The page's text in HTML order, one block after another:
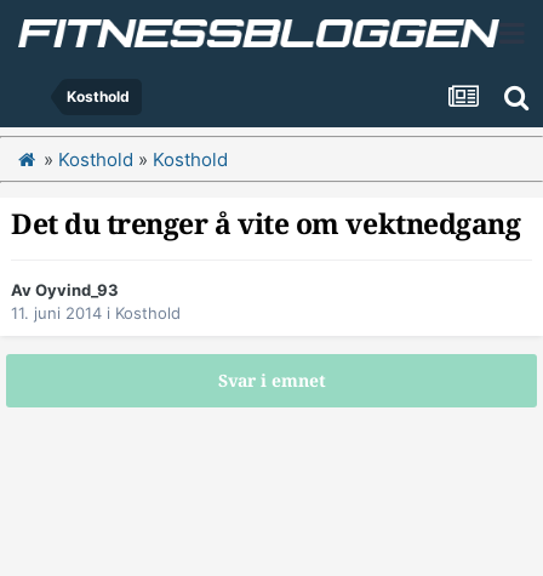
Kosthold
» Kosthold » Kosthold
Det du trenger å vite om vektnedgang
AvOyvind_93
11. juni 2014 i Kosthold
Svar i emnet